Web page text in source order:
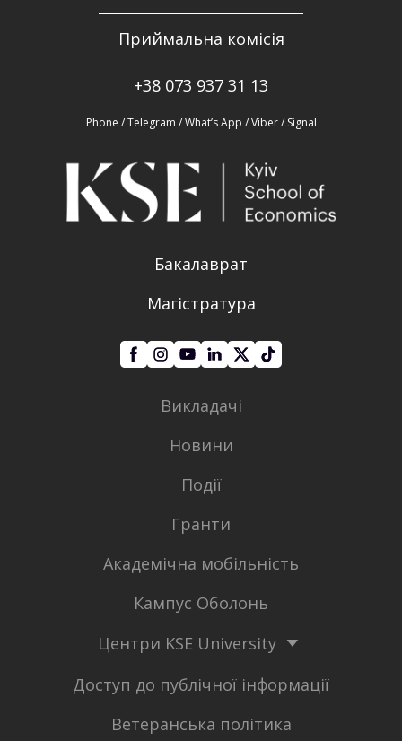
Приймальна комісія
+38 073 937 31 13
Phone / Telegram / What’s App / Viber / Signal
Бакалаврат
Магістратура
Викладачі
Новини
Події
Гранти
Академічна мобільність
Кампус Оболонь
Центри KSE University
Доступ до публічної інформації
Ветеранська політика